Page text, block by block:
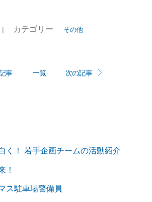
| カテゴリー その他
事 一覧 次の記事
く！ 若手企画チームの活動紹介
！
ス駐車場警備員